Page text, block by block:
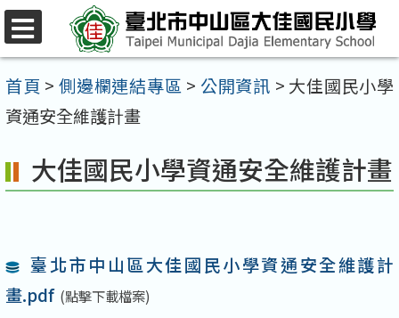
跳
至
主
要
容
區
首頁 > 側邊欄連結專區 > 公開資訊 > 大佳國民小學
資通安全維護計畫
大佳國民小學資通安全維護計畫
臺北市中山區大佳國民小學資通安全維護計
畫.pdf (點擊下載檔案)
選
單